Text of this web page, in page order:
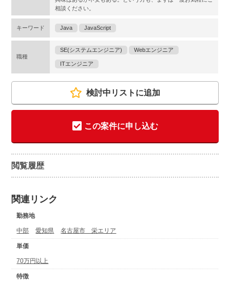
相談ください。
キーワード Java JavaScript
職種
SE(システムエンジニア) Webエンジニア
ITエンジニア
検討中リストに追加
この案件に申し込む
閲覧履歴
関連リンク
勤務地
中部 愛知県 名古屋市 栄エリア
単価
70万円以上
特徴